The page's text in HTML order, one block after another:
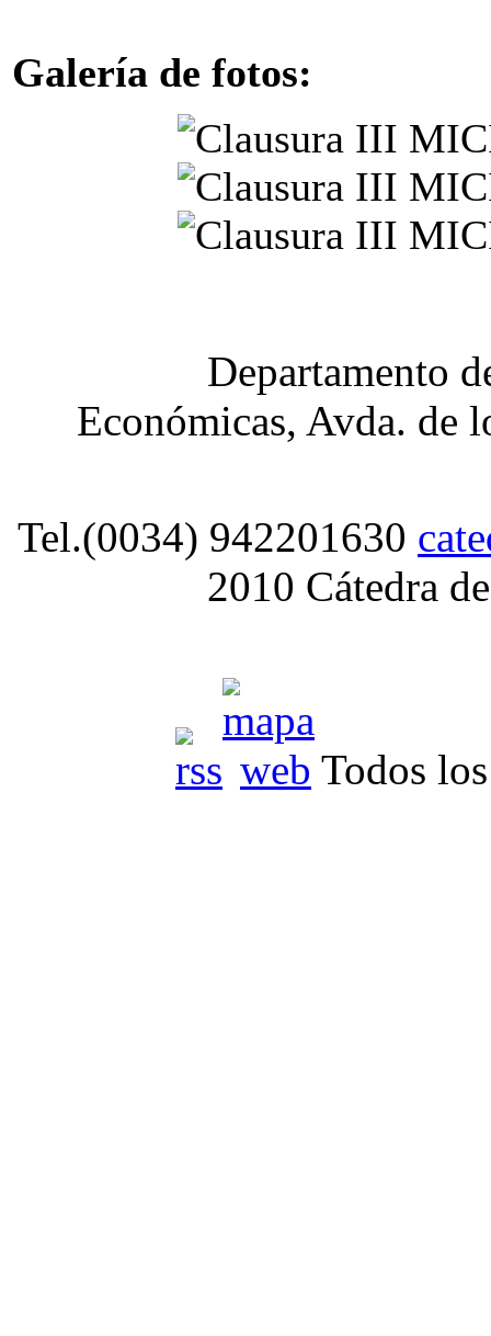
Galería de fotos:
Departamento
Económicas, Avda. de
Tel.(0034) 942201630
2010 Cátedra
Todos